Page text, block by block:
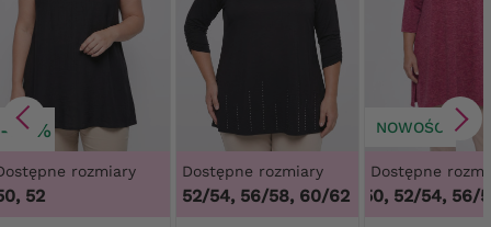
-30%
rozmiary
52
Dostępne rozmiary
52/54, 56/58, 60/62
NOWOŚĆ
Dostępne
48/50, 52/54, 56/